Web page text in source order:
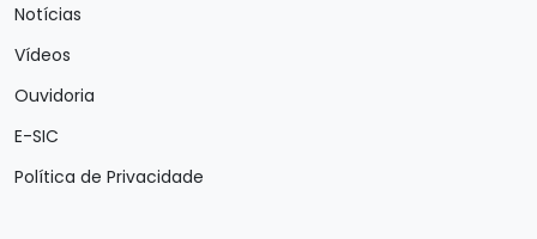
Notícias
Vídeos
Ouvidoria
E-SIC
Política de Privacidade